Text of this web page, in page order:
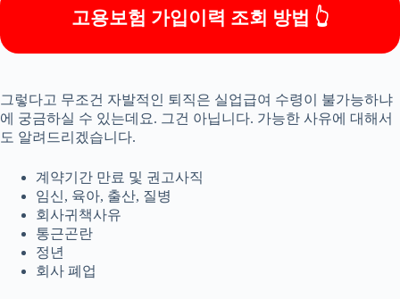
고용보험 가입이력 조회 방법 👆
그렇다고 무조건 자발적인 퇴직은 실업급여 수령이 불가능하냐
에 궁금하실 수 있는데요. 그건 아닙니다. 가능한 사유에 대해서
도 알려드리겠습니다.
계약기간 만료 및 권고사직
임신, 육아, 출산, 질병
회사귀책사유
통근곤란
정년
회사 폐업